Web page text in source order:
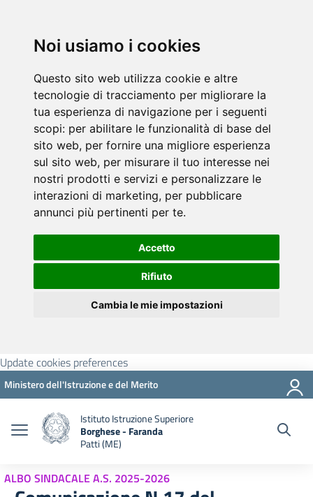
Noi usiamo i cookies
Questo sito web utilizza cookie e altre
tecnologie di tracciamento per migliorare la
tua esperienza di navigazione per i seguenti
scopi: per abilitare le funzionalità di base del
sito web, per fornire una migliore esperienza
sul sito web, per misurare il tuo interesse nei
nostri prodotti e servizi e personalizzare le
interazioni di marketing, per pubblicare
annunci più pertinenti per te.
Accetto
Rifiuto
Cambia le mie impostazioni
Update cookies preferences
Ministero dell'Istruzione e del Merito
Istituto Istruzione Superiore
Borghese - Faranda
Patti (ME)
ALBO SINDACALE A.S. 2025-2026